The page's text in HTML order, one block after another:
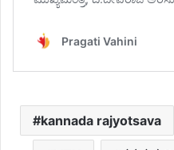
kannada rajyotsava